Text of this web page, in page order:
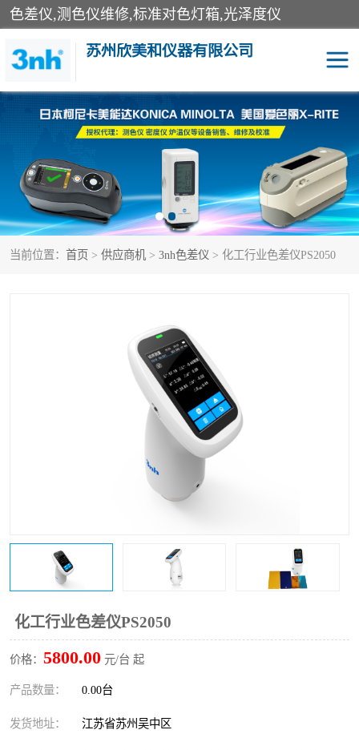
色差仪,测色仪维修,标准对色灯箱,光泽度仪
苏州欣美和仪器有限公司
当前位置： 首页 > 供应商机 > 3nh色差仪 > 化工行业色差仪PS2050
化工行业色差仪PS2050
价格： 5800.00 元/台 起
产品数量： 0.00台
发货地址： 江苏省苏州吴中区
3nh色差仪 色差宝
分光色差仪 DOHO色差仪
美能达色差计 爱色丽测色仪
3nh分光测色仪 非接触式在线测色仪
图像测试卡
美能达色差仪维修
校色仪维修
区域测色仪
配色软件
印刷看样台
条码扫描仪维修